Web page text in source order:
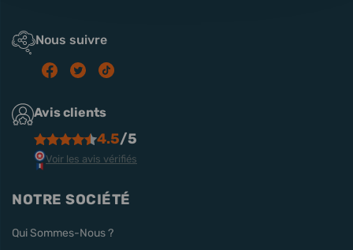
Nous suivre
Avis clients
4.5/5
Voir les avis vérifiés
NOTRE SOCIÉTÉ
Qui Sommes-Nous ?